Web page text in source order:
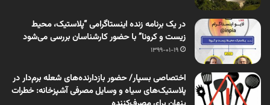
در یک برنامه زنده اینستاگرامی “پلاستیک، محیط
زیست و کرونا” با حضور کارشناسان بررسی می‌شود
1399-01-19
اختصاصی بسپار/ حضور بازدارنده‌های شعله برم‌دار در
پلاستیک‌های سیاه و وسایل مصرفی آشپزخانه: خطرات